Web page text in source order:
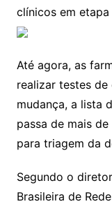
clínicos em
Até agora, as
realizar testes
mudança, a lista
passa de mais
para triagem da
Segundo o
Brasileira de